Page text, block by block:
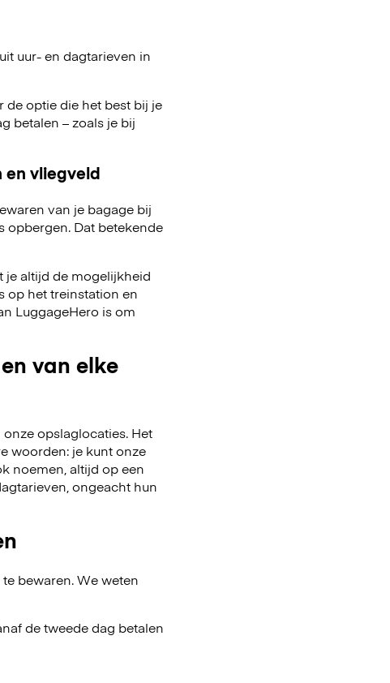
uur- en dagtarieven in
de optie die het best bij je
betalen – zoals je bij
en vliegveld
van je bagage bij
opbergen. Dat betekende
je altijd de mogelijkheid
op het treinstation en
LuggageHero is om
van elke
opslaglocaties. Het
woorden: je kunt onze
noemen, altijd op een
ongeacht hun
bewaren. We weten
de tweede dag betalen